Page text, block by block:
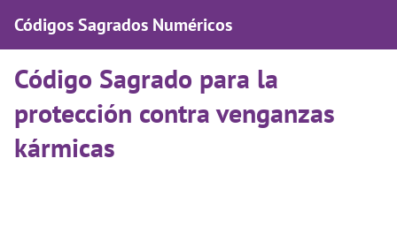
Códigos Sagrados Numéricos
Código Sagrado para la
protección contra venganzas
kármicas